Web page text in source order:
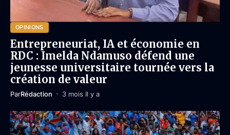
OPINIONS
Entrepreneuriat, IA et économie en
RDC : Imelda Ndamuso défend une
jeunesse universitaire tournée vers la
création de valeur
ParRédaction 3 mois Il y a